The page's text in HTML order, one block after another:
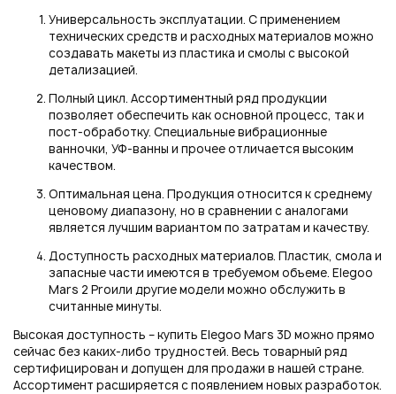
Универсальность эксплуатации. С применением
технических средств и расходных материалов можно
создавать макеты из пластика и смолы с высокой
детализацией.
Полный цикл. Ассортиментный ряд продукции
позволяет обеспечить как основной процесс, так и
пост-обработку. Специальные вибрационные
ванночки, УФ-ванны и прочее отличается высоким
качеством.
Оптимальная цена. Продукция относится к среднему
ценовому диапазону, но в сравнении с аналогами
является лучшим вариантом по затратам и качеству.
Доступность расходных материалов. Пластик, смола и
запасные части имеются в требуемом объеме. Elegoo
Mars 2 Proили другие модели можно обслужить в
считанные минуты.
Высокая доступность – купить Elegoo Mars 3D можно прямо
сейчас без каких-либо трудностей. Весь товарный ряд
сертифицирован и допущен для продажи в нашей стране.
Ассортимент расширяется с появлением новых разработок.